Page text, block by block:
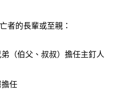
者的長輩或至親：
（伯父、叔叔）擔任主釘人
任